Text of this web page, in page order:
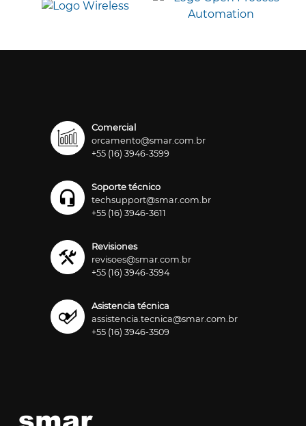
Comercial
orcamento@smar.com.br
+55 (16) 3946-3599
Soporte técnico
techsupport@smar.com.br
+55 (16) 3946-3611
Revisiones
revisoes@smar.com.br
+55 (16) 3946-3594
Asistencia técnica
assistencia.tecnica@smar.com.br
+55 (16) 3946-3509